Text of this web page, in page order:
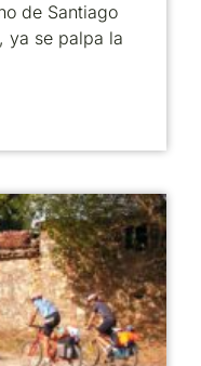
de Santiago
ya se palpa la